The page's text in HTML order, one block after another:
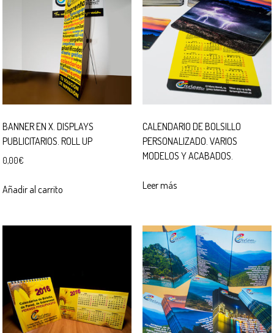
BANNER EN X. DISPLAYS
PUBLICITARIOS. ROLL UP
0,00€
Añadir al carrito
CALENDARIO DE BOLSILLO
PERSONALIZADO. VARIOS
MODELOS Y ACABADOS.
Leer más